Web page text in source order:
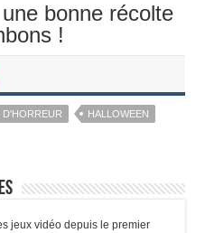
bonne récolte
!
D'HORREUR
HALLOWEEN
jeux vidéo depuis le premier